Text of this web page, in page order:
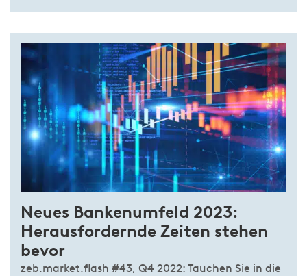
Neues Bankenumfeld 2023:
Herausfordernde Zeiten stehen
bevor
zeb.market.flash #43, Q4 2022: Tauchen Sie in die